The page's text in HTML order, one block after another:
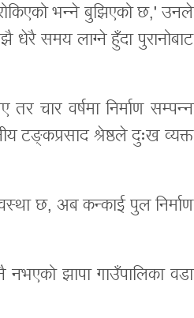
भन्ने बुझिएको छ,' उनले
धेरै समय लाग्ने हुँदा पुरानोबाट
तर चार वर्षमा निर्माण सम्पन्न
टङ्कप्रसाद श्रेष्ठले दुःख व्यक्त
छ, अब कन्काई पुल निर्माण
झापा गाउँपालिका वडा